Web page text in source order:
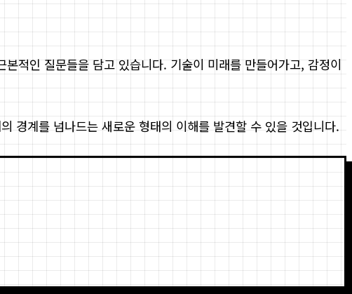
인 질문들을 담고 있습니다. 기술이 미래를 만들어가고, 감정이
경계를 넘나드는 새로운 형태의 이해를 발견할 수 있을 것입니다.